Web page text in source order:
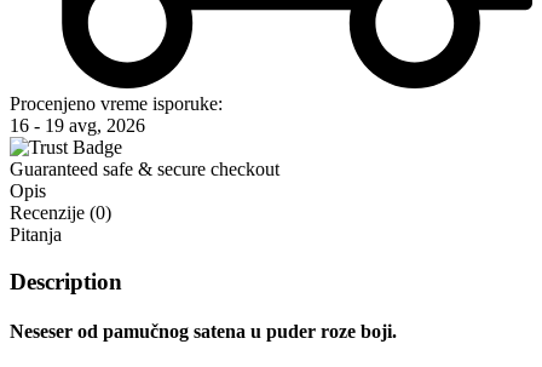
Procenjeno vreme isporuke:
16 - 19 avg, 2026
Guaranteed safe & secure checkout
Opis
Recenzije (0)
Pitanja
Description
Neseser od pamučnog satena u puder roze boji.